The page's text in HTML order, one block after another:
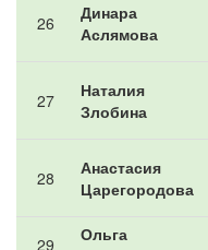
26
Динара
Аслямова
27
Наталия
Злобина
28
Анастасия
Царегородова
29
Ольга